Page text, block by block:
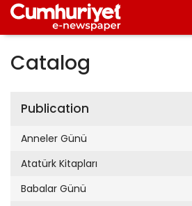
Catalog
Publication
Anneler Günü
Atatürk Kitapları
Babalar Günü